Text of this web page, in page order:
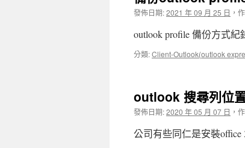
發佈日期:2021 年 09 月 25 日 ，
outlook profile 備份方式紀
分類:Client-Outlook(outlook
outlook 搜尋列位
發佈日期:2020 年 05 月 07 日 ，
公司有些同仁是安裝